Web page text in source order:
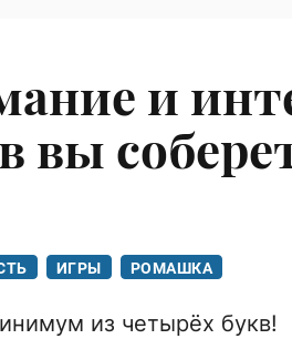
и
вы
ИГРЫ РОМАШКА
из четырёх букв!